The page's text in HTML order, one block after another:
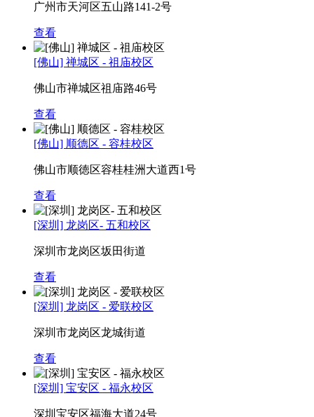
广州市天河区五山路141-2号
查看
[佛山] 禅城区 - 祖庙校区
佛山市禅城区祖庙路46号
查看
[佛山] 顺德区 - 容桂校区
佛山市顺徳区容桂桂洲大道西1号
查看
[深圳] 龙岗区- 五和校区
深圳市龙岗区坂田街道
查看
[深圳] 龙岗区 - 爱联校区
深圳市龙岗区龙城街道
查看
[深圳] 宝安区 - 福永校区
深圳宝安区福海大道24号